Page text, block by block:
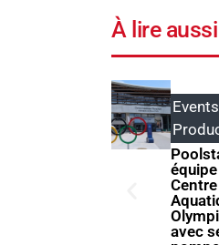
À lire aussi